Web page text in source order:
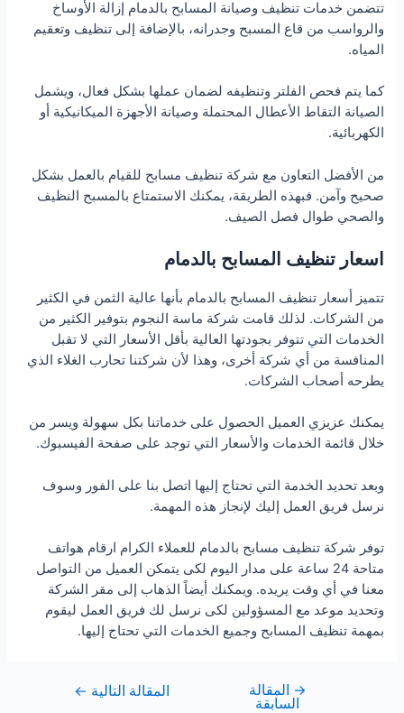
تتضمن خدمات تنظيف وصيانة المسابح بالدمام إزالة الأوساخ
والرواسب من قاع المسبح وجدرانه، بالإضافة إلى تنظيف وتعقيم
المياه.
كما يتم فحص الفلتر وتنظيفه لضمان عملها بشكل فعال، ويشمل
الصيانة التقاط الأعطال المحتملة وصيانة الأجهزة الميكانيكية أو
الكهربائية.
من الأفضل التعاون مع شركة تنظيف مسابح للقيام بالعمل بشكل
صحيح وآمن. فبهذه الطريقة، يمكنك الاستمتاع بالمسبح النظيف
والصحي طوال فصل الصيف.
اسعار تنظيف المسابح بالدمام
تتميز أسعار تنظيف المسابح بالدمام بأنها عالية الثمن في الكثير
من الشركات. لذلك قامت شركة ماسة النجوم بتوفير الكثير من
الخدمات التي تتوفر بجودتها العالية بأقل الأسعار التي لا تقبل
المنافسة من أي شركة أخرى، وهذا لأن شركتنا تحارب الغلاء الذي
يطرحه أصحاب الشركات.
يمكنك عزيزي العميل الحصول على خدماتنا بكل سهولة ويسر من
خلال قائمة الخدمات والأسعار التي توجد على صفحة الفيسبوك.
وبعد تحديد الخدمة التي تحتاج إليها اتصل بنا على الفور وسوف
نرسل فريق العمل إليك لإنجاز هذه المهمة.
توفر شركة تنظيف مسابح بالدمام للعملاء الكرام ارقام هواتف
متاحة 24 ساعة على مدار اليوم لكى يتمكن العميل من التواصل
معنا في أي وقت يريده. ويمكنك أيضاً الذهاب إلى مقر الشركة
وتحديد موعد مع المسؤولين لكى نرسل لك فريق العمل ليقوم
بمهمة تنظيف المسابح وجميع الخدمات التي تحتاج إليها.
→ المقالة
السابقة
المقالة التالية ←